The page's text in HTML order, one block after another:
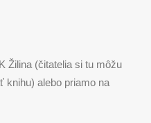
Žilina (čitatelia si tu môžu
knihu) alebo priamo na